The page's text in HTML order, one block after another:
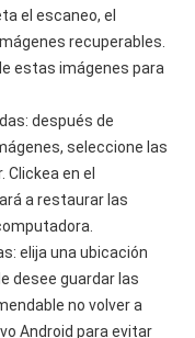
el escaneo, el
recuperables.
estas imágenes para
después de
seleccione las
en el
a restaurar las
elija una ubicación
desee guardar las
no volver a
Android para evitar